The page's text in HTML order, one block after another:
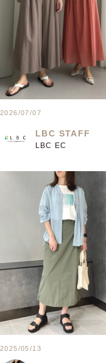
2026/07/07
LBC STAFF
LBC EC
2025/05/13